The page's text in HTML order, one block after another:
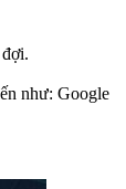
như: Google